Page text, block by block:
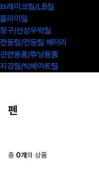
브레이크릴/LB릴
플라이릴
장구/선상우럭릴
전동릴/전동릴 배터리
관련용품/튜닝용품
지깅릴/빅베이트릴
펜
총 0개의 상품